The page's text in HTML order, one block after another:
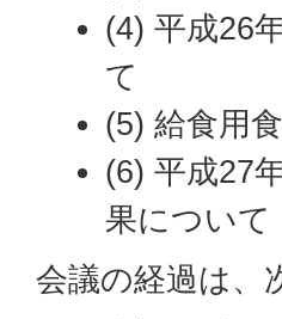
(4) 平成26
て
(5) 給食用
(6) 平成27
果について
会議の経過は、